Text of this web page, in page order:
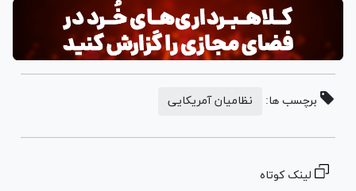
برچسب ها: نظامیان آمریکایی
لینک کوتاه